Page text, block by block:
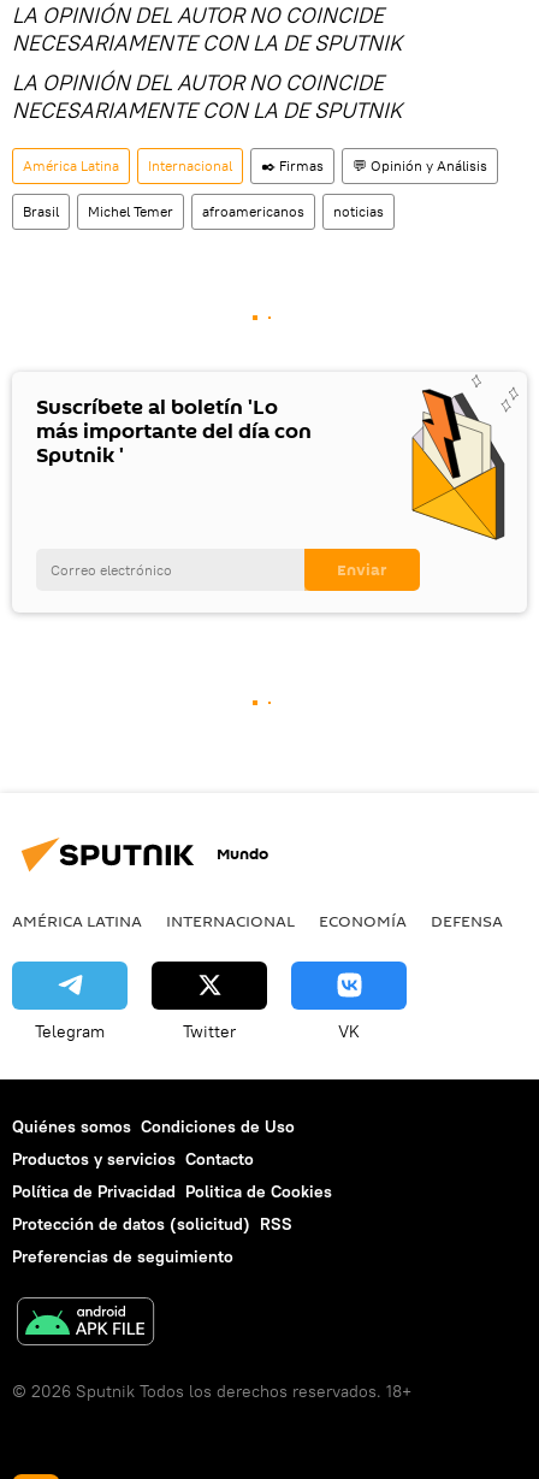
LA OPINIÓN DEL AUTOR NO COINCIDE
NECESARIAMENTE CON LA DE SPUTNIK
LA OPINIÓN DEL AUTOR NO COINCIDE
NECESARIAMENTE CON LA DE SPUTNIK
América Latina Internacional ✒️ Firmas 💬 Opinión y Análisis
Brasil Michel Temer afroamericanos noticias
Suscríbete al boletín 'Lo
más importante del día con
Sputnik '
Mundo
AMÉRICA LATINA INTERNACIONAL ECONOMÍA DEFENSA
Telegram Twitter VK
Quiénes somos Condiciones de Uso
Productos y servicios Contacto
Política de Privacidad Politica de Cookies
Protección de datos (solicitud) RSS
Preferencias de seguimiento
© 2026 Sputnik Todos los derechos reservados. 18+